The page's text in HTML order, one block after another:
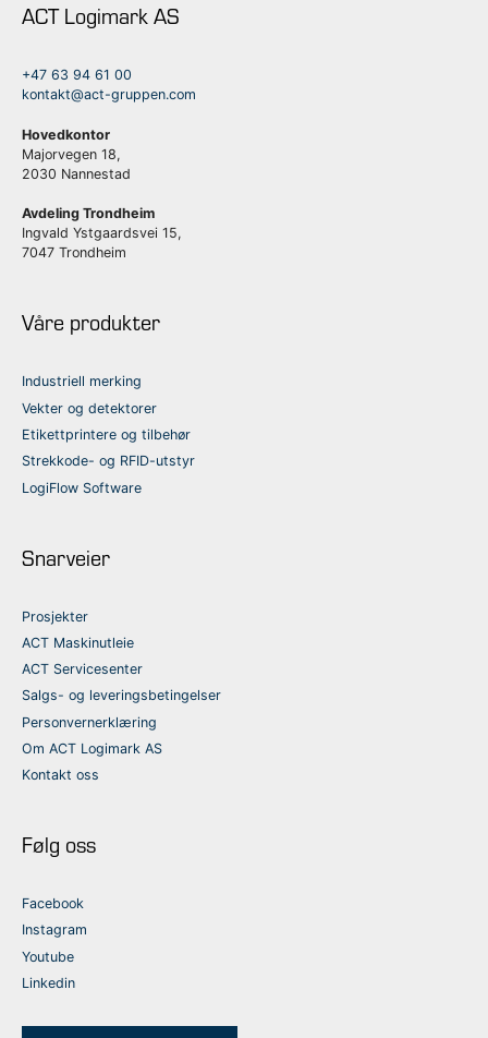
ACT Logimark AS
+47 63 94 61 00
kontakt@act-gruppen.com
Hovedkontor
Majorvegen 18,
2030 Nannestad
Avdeling Trondheim
Ingvald Ystgaardsvei 15,
7047 Trondheim
Våre produkter
Industriell merking
Vekter og detektorer
Etikettprintere og tilbehør
Strekkode- og RFID-utstyr
LogiFlow Software
Snarveier
Prosjekter
ACT Maskinutleie
ACT Servicesenter
Salgs- og leveringsbetingelser
Personvernerklæring
Om ACT Logimark AS
Kontakt oss
Følg oss
Facebook
Instagram
Youtube
Linkedin